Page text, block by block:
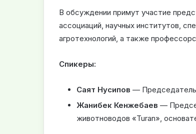
В обсуждении примут участие
ассоциаций, научных институтов,
агротехнологий, а также
Спикеры:
Саят Нусипов — Председатель
Жанибек Кенжебаев —
животноводов «Turan»,